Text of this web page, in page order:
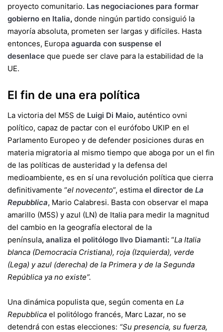
proyecto comunitario. Las negociaciones para formar
gobierno en Italia, donde ningún partido consiguió la
mayoría absoluta, prometen ser largas y difíciles. Hasta
entonces, Europa aguarda con suspense el
desenlace que puede ser clave para la estabilidad de la
UE.
El fin de una era política
La victoria del M5S de Luigi Di Maio, auténtico ovni
político, capaz de pactar con el eurófobo UKIP en el
Parlamento Europeo y de defender posiciones duras en
materia migratoria al mismo tiempo que aboga por un el fin
de las políticas de austeridad y la defensa del
medioambiente, es en sí una revolución política que cierra
definitivamente “el novecento”, estima el director de La
Repubblica, Mario Calabresi. Basta con observar el mapa
amarillo (M5S) y azul (LN) de Italia para medir la magnitud
del cambio en la geografía electoral de la
península, analiza el politólogo Ilvo Diamanti: “La Italia
blanca (Democracia Cristiana), roja (Izquierda), verde
(Lega) y azul (derecha) de la Primera y de la Segunda
República ya no existe”.
Una dinámica populista que, según comenta en La
Repubblica el politólogo francés, Marc Lazar, no se
detendrá con estas elecciones: “Su presencia, su fuerza,